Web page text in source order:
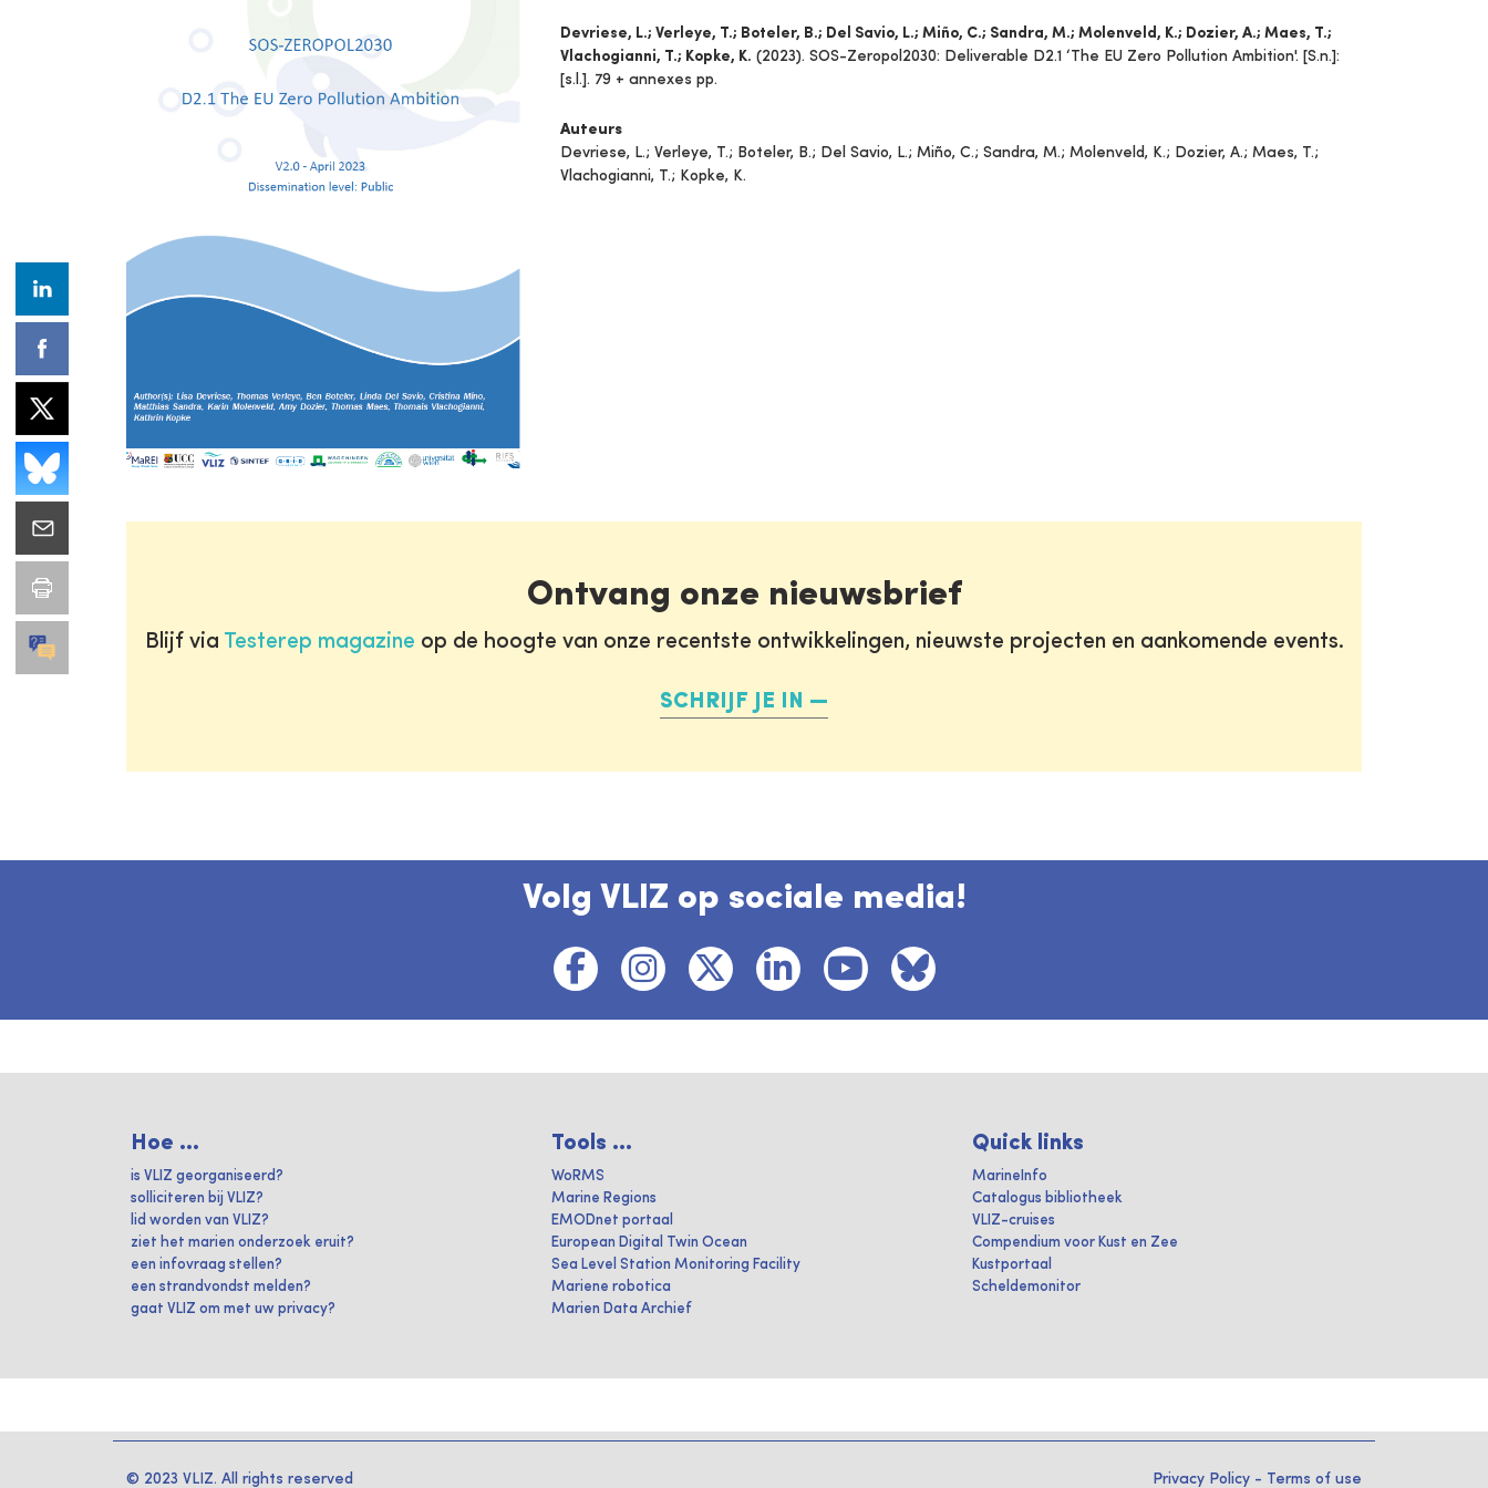
Devriese, L.; Verleye, T.; Boteler, B.; Del Savio, L.; Miño, C.; Sandra, M.; Molenveld, K.; Dozier, A.; Maes, T.;
Vlachogianni, T.; Kopke, K. (2023). SOS-Zeropol2030: Deliverable D2.1 ‘The EU Zero Pollution Ambition'. [S.n.]:
[s.l.]. 79 + annexes pp.
Auteurs
Devriese, L.; Verleye, T.; Boteler, B.; Del Savio, L.; Miño, C.; Sandra, M.; Molenveld, K.; Dozier, A.; Maes, T.;
Vlachogianni, T.; Kopke, K.
Ontvang onze nieuwsbrief
Blijf via Testerep magazine op de hoogte van onze recentste ontwikkelingen, nieuwste projecten en aankomende events.
SCHRIJF JE IN
Volg VLIZ op sociale media!
Hoe ...
is VLIZ georganiseerd?
solliciteren bij VLIZ?
lid worden van VLIZ?
ziet het marien onderzoek eruit?
een infovraag stellen?
een strandvondst melden?
gaat VLIZ om met uw privacy?
Tools ...
WoRMS
Marine Regions
EMODnet portaal
European Digital Twin Ocean
Sea Level Station Monitoring Facility
Mariene robotica
Marien Data Archief
Quick links
MarineInfo
Catalogus bibliotheek
VLIZ-cruises
Compendium voor Kust en Zee
Kustportaal
Scheldemonitor
© 2023 VLIZ. All rights reserved Privacy Policy - Terms of use